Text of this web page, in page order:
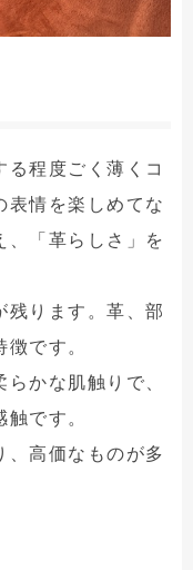
程度ごく薄くコ
表情を楽しめてな
、「革らしさ」を
残ります。革、部
です。
かな肌触りで、
です。
、高価なものが多